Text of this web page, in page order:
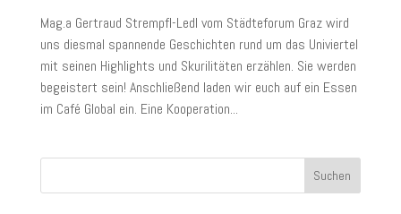
Mag.a Gertraud Strempfl-Ledl vom Städteforum Graz wird
uns diesmal spannende Geschichten rund um das Univiertel
mit seinen Highlights und Skurilitäten erzählen. Sie werden
begeistert sein! Anschließend laden wir euch auf ein Essen
im Café Global ein. Eine Kooperation...